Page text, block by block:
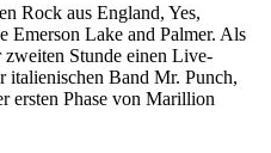
Rock aus England, Yes,
Emerson Lake and Palmer. Als
Stunde einen Live-
italienischen Band Mr. Punch,
ersten Phase von Marillion